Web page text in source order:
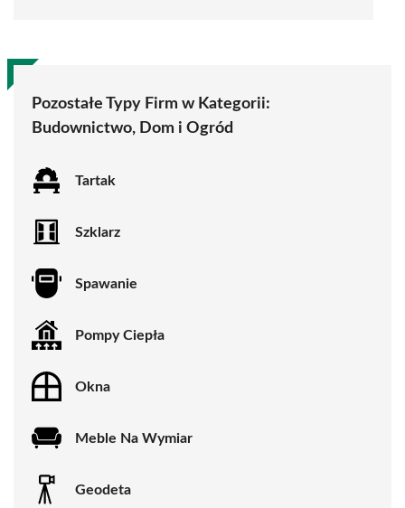
Pozostałe Typy Firm w Kategorii:
Budownictwo, Dom i Ogród
Tartak
Szklarz
Spawanie
Pompy Ciepła
Okna
Meble Na Wymiar
Geodeta